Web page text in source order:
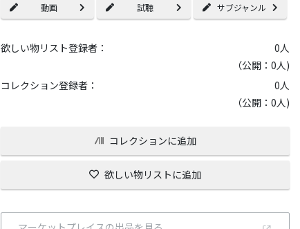
動画 試聴 サブジャンル
欲しい物リスト登録者： 0人
（公開：0人)
コレクション登録者：
0人
（公開：0人)
コレクションに追加
欲しい物リストに追加